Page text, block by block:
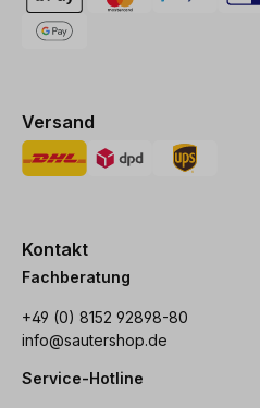
Versand
Kontakt
Fachberatung
+49 (0) 8152 92898-80
info@sautershop.de
Service-Hotline